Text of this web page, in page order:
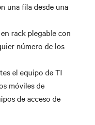
una fila desde una
rack plegable con
número de los
el equipo de TI
móviles de
de acceso de